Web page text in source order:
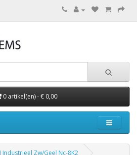
0 artikel(en) - € 0,00
Industrieel Zw/Geel Nc-8K2